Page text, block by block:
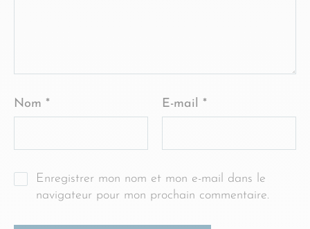
Nom * E-mail *
Enregistrer mon nom et mon e-mail dans le
navigateur pour mon prochain commentaire.